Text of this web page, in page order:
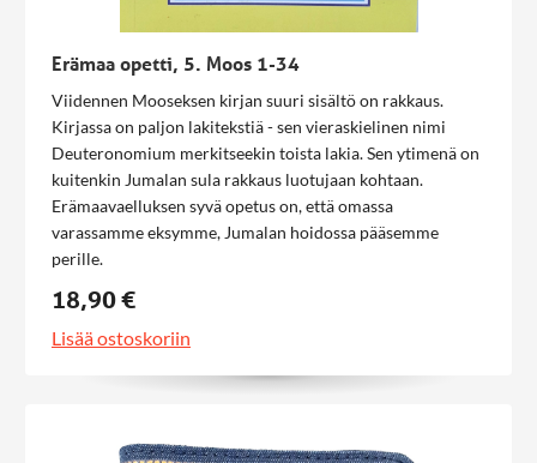
Erämaa opetti, 5. Moos 1-34
Viidennen Mooseksen kirjan suuri sisältö on rakkaus.
Kirjassa on paljon lakitekstiä - sen vieraskielinen nimi
Deuteronomium merkitseekin toista lakia. Sen ytimenä on
kuitenkin Jumalan sula rakkaus luotujaan kohtaan.
Erämaavaelluksen syvä opetus on, että omassa
varassamme eksymme, Jumalan hoidossa pääsemme
perille.
18,90 €
Lisää ostoskoriin